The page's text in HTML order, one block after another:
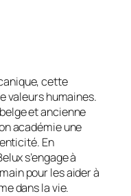
cette
valeurs humaines.
et ancienne
académie une
En
s’engage à
pour les aider à
dans la vie.